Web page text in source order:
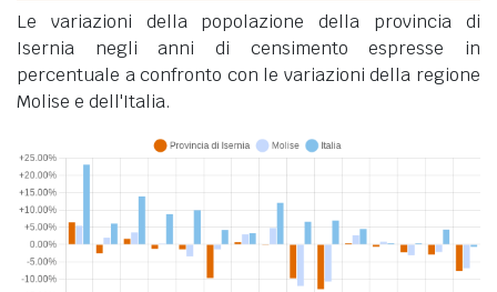
Le variazioni della popolazione della provincia di
Isernia negli anni di censimento espresse in
percentuale a confronto con le variazioni della regione
Molise e dell'Italia.